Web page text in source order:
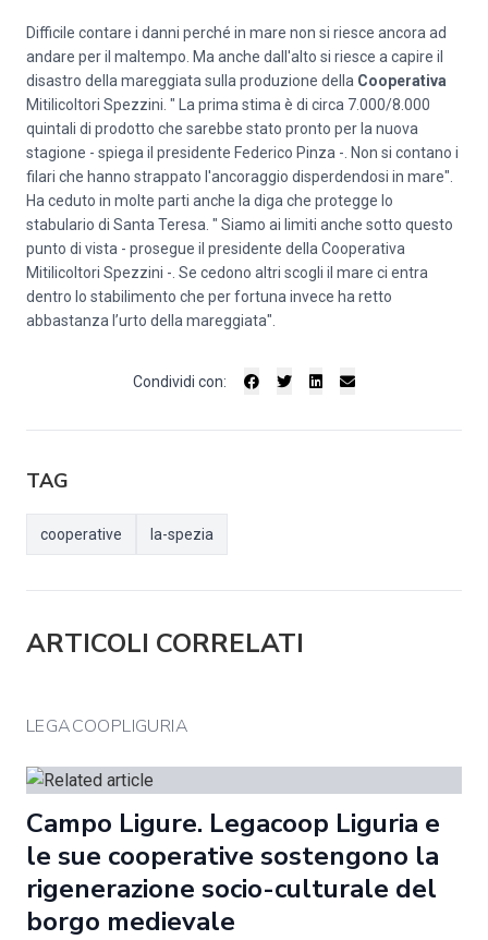
Difficile contare i danni perché in mare non si riesce ancora ad
andare per il maltempo. Ma anche dall'alto si riesce a capire il
disastro della mareggiata sulla produzione della Cooperativa
Mitilicoltori Spezzini. " La prima stima è di circa 7.000/8.000
quintali di prodotto che sarebbe stato pronto per la nuova
stagione - spiega il presidente Federico Pinza -. Non si contano i
filari che hanno strappato l'ancoraggio disperdendosi in mare".
Ha ceduto in molte parti anche la diga che protegge lo
stabulario di Santa Teresa. " Siamo ai limiti anche sotto questo
punto di vista - prosegue il presidente della Cooperativa
Mitilicoltori Spezzini -. Se cedono altri scogli il mare ci entra
dentro lo stabilimento che per fortuna invece ha retto
abbastanza l’urto della mareggiata".
Condividi con:
TAG
cooperative la-spezia
ARTICOLI CORRELATI
LEGACOOPLIGURIA
Campo Ligure. Legacoop Liguria e
le sue cooperative sostengono la
rigenerazione socio-culturale del
borgo medievale